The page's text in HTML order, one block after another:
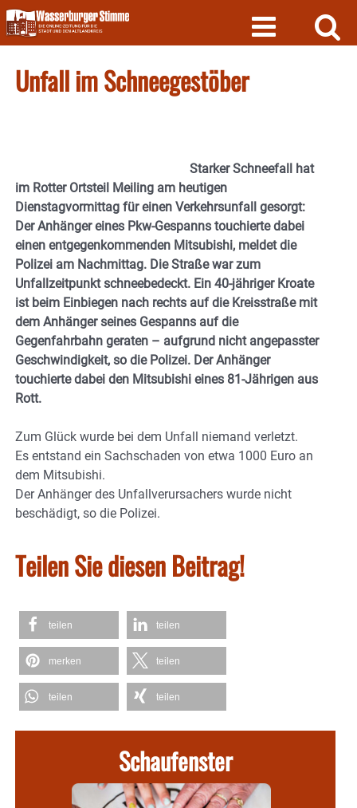
Skip
to
content
Unfall im Schneegestöber
Starker Schneefall hat
im Rotter Ortsteil Meiling am heutigen
Dienstagvormittag für einen Verkehrsunfall gesorgt:
Der Anhänger eines Pkw-Gespanns touchierte dabei
einen entgegenkommenden Mitsubishi, meldet die
Polizei am Nachmittag. Die Straße war zum
Unfallzeitpunkt schneebedeckt. Ein 40-jähriger Kroate
ist beim Einbiegen nach rechts auf die Kreisstraße mit
dem Anhänger seines Gespanns auf die
Gegenfahrbahn geraten – aufgrund nicht angepasster
Geschwindigkeit, so die Polizei. Der Anhänger
touchierte dabei den Mitsubishi eines 81-Jährigen aus
Rott.
Zum Glück wurde bei dem Unfall niemand verletzt.
Es entstand ein Sachschaden von etwa 1000 Euro an
dem Mitsubishi.
Der Anhänger des Unfallverursachers wurde nicht
beschädigt, so die Polizei.
Teilen Sie diesen Beitrag!
teilen teilen
merken teilen
teilen teilen
Schaufenster